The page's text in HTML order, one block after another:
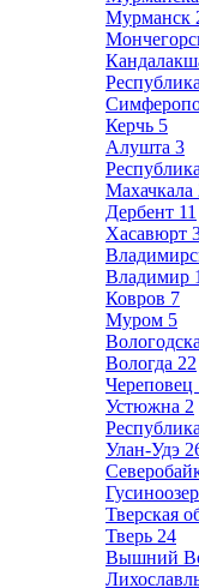
Мурманск
Керчь 5
Алушта 3
Махачкала
Дербент 11
Хасавюрт
Владимир
Ковров 7
Муром 5
Вологда 22
Череповец
Устюжна 2
Улан-Удэ
Тверская
Тверь 24
Вышний